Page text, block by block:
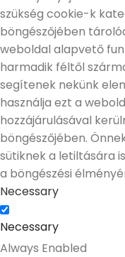
szükség cookie-k
böngészőjében
weboldal alapvető
harmadik féltől
segítenek nekünk
használja ezt a
hozzájárulásával
böngészőjében.
sütiknek a letiltására
a böngészési
Necessary
Necessary
Always Enabled